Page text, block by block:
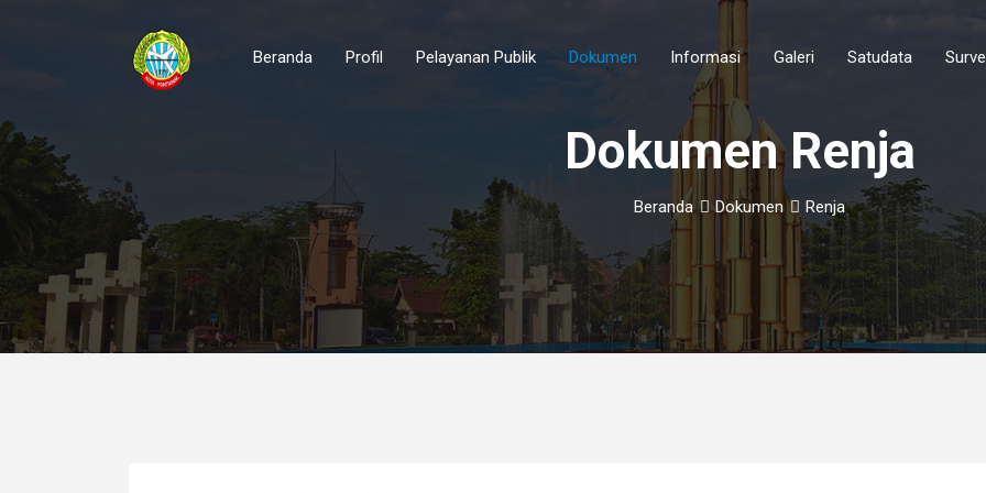
Beranda Profil Pelayanan Publik Dokumen Informasi Galeri Satudata
Dokumen Renja
Beranda Dokumen Renja